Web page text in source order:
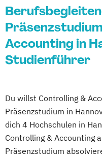
Accounting in
Studienführer
Du willst Controlling &
Präsenzstudium in
dich 4 Hochschulen in
Controlling & Accounting
Präsenzstudium